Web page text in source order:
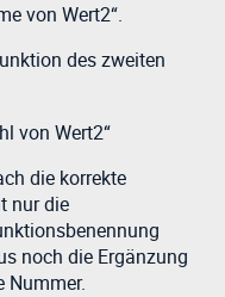
von Wert2“.
des zweiten
von Wert2“
die korrekte
nur die
noch die Ergänzung
Nummer.